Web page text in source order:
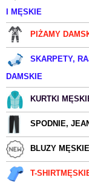
I MĘSKIE
PIŻAMY
SKARPETY,
DAMSKIE
KURTKI
SPODNIE,
BLUZY MĘSKIE
T-